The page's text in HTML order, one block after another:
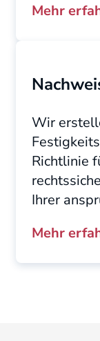
Mehr
Wir
Richtlinie
Ihrer
Mehr